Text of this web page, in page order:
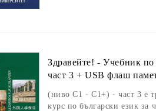
Здравейте! - Учебник
част 3 + USB флаш
(ниво C1 - C1+) - част 3 е
курс по български език за